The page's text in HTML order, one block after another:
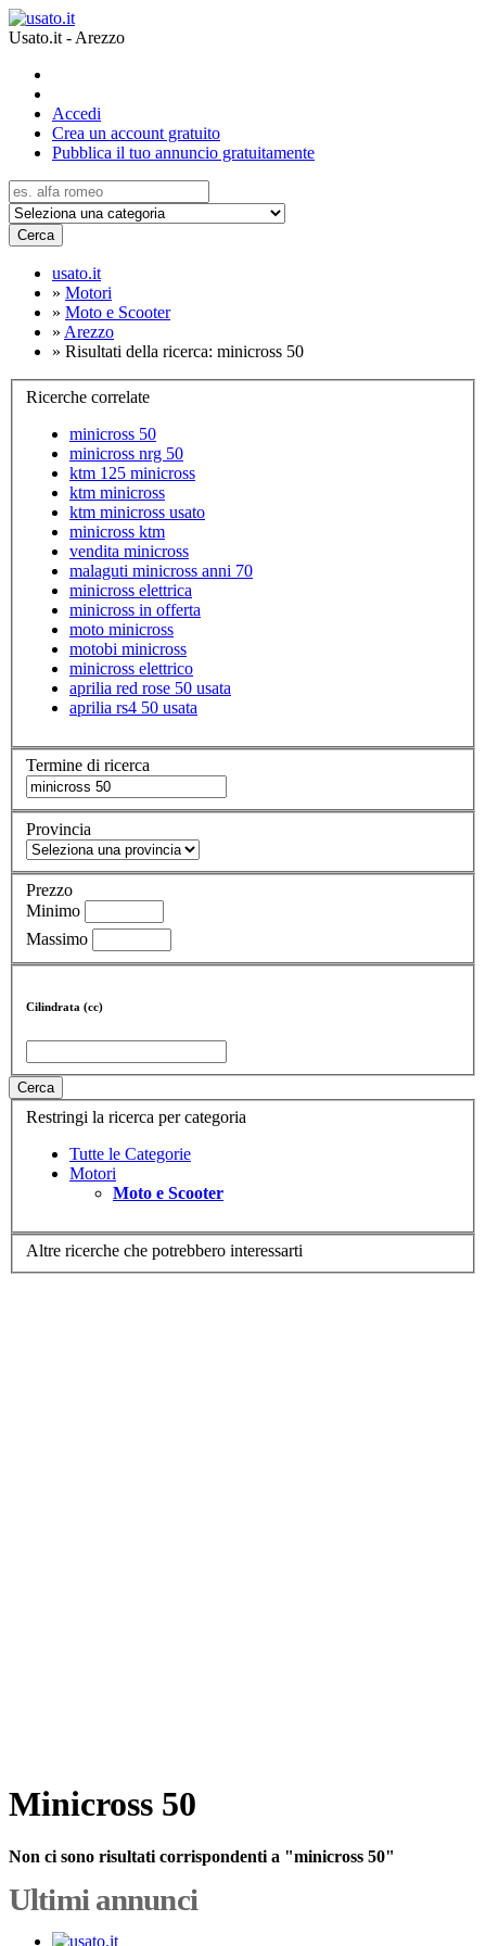
Usato.it - Arezzo
Accedi
Crea un account gratuito
Pubblica il tuo annuncio gratuitamente
Cerca
usato.it
» Motori
» Moto e Scooter
» Arezzo
» Risultati della ricerca: minicross 50
Ricerche correlate
minicross 50
minicross nrg 50
ktm 125 minicross
ktm minicross
ktm minicross usato
minicross ktm
vendita minicross
malaguti minicross anni 70
minicross elettrica
minicross in offerta
moto minicross
motobi minicross
minicross elettrico
aprilia red rose 50 usata
aprilia rs4 50 usata
Termine di ricerca
Provincia
Prezzo
Minimo
Massimo
Cilindrata (cc)
Cerca
Restringi la ricerca per categoria
Tutte le Categorie
Motori
Moto e Scooter
Altre ricerche che potrebbero interessarti
Minicross 50
Non ci sono risultati corrispondenti a "minicross 50"
Ultimi annunci